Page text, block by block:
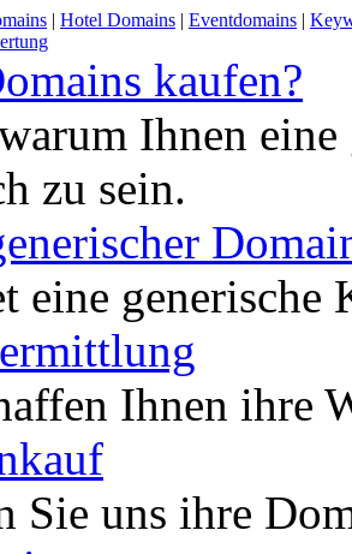
| Hotel Domains | Eventdomains |
kaufen?
Ihnen
zu sein.
eine
Ihnen ihre
Sie uns ihre